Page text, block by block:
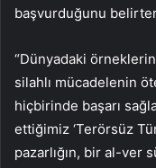
başvurduğunu
“Dünyadaki
silahlı mücadelenin
hiçbirinde başarı
ettiğimiz ‘Terörsüz
pazarlığın, bir al-ver